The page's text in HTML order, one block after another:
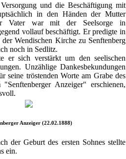
und die Beschäftigung mit
in den Händen der Mutter
Vater war mit der Seelsorge in
vollauf beschäftigt. Er predigte in
Wendischen Kirche zu Senftenberg
noch in Sedlitz.
er sich verstärkt um den seelischen
Unzählige Dankesbekundungen
seine tröstenden Worte am Grabe des
Anzeiger" erschienen,
Anzeiger (22.02.1888)
der Geburt des ersten Sohnes stellte
ein.